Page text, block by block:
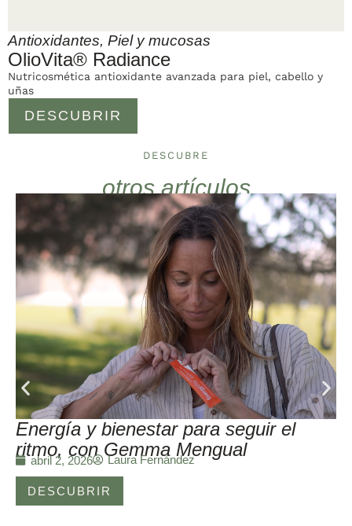
Antioxidantes, Piel y mucosas
OlioVita® Radiance
DESCUBRIR
Nutricosmética antioxidante avanzada para piel, cabello y
uñas
DESCUBRE
otros artículos
Energía y bienestar para seguir el
ritmo, con Gemma Mengual
abril 2, 2026 Laura Fernández
DESCUBRIR